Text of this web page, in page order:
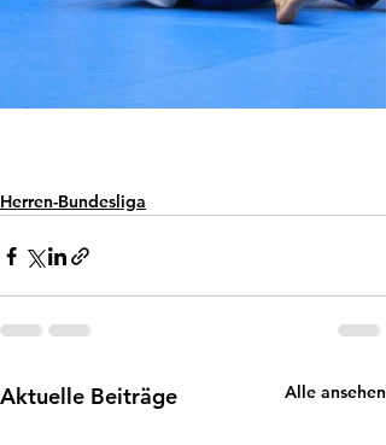
Herren-Bundesliga
Aktuelle Beiträge Alle ansehen